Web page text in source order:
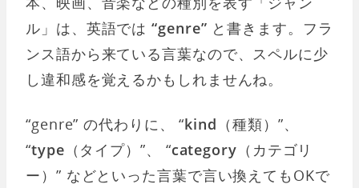
ル」は、英語では“genre” と書きます。フラ
ンス語から来ている言葉なので、スペルに少
し違和感を覚えるかもしれませんね。
“genre” の代わりに、 “kind （種類）”、
“type （タイプ）”、 “category （カテゴリ
ー）” などといった言葉で言い換えてもOKで